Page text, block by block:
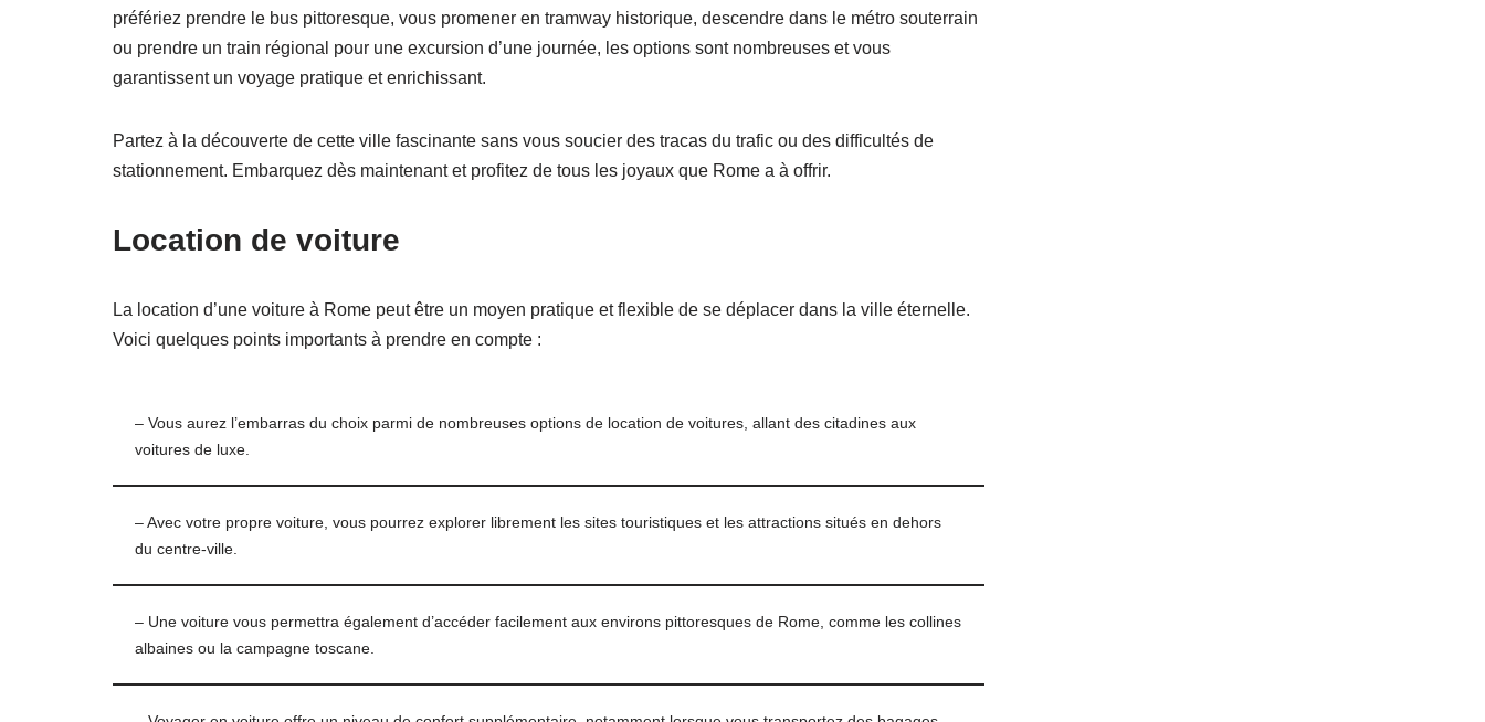
préfériez prendre le bus pittoresque, vous promener en tramway historique, descendre dans le métro souterrain
ou prendre un train régional pour une excursion d’une journée, les options sont nombreuses et vous
garantissent un voyage pratique et enrichissant.
Partez à la découverte de cette ville fascinante sans vous soucier des tracas du trafic ou des difficultés de
stationnement. Embarquez dès maintenant et profitez de tous les joyaux que Rome a à offrir.
Location de voiture
La location d’une voiture à Rome peut être un moyen pratique et flexible de se déplacer dans la ville éternelle.
Voici quelques points importants à prendre en compte :
– Vous aurez l’embarras du choix parmi de nombreuses options de location de voitures, allant des citadines aux
voitures de luxe.
– Avec votre propre voiture, vous pourrez explorer librement les sites touristiques et les attractions situés en dehors
du centre-ville.
– Une voiture vous permettra également d’accéder facilement aux environs pittoresques de Rome, comme les collines
albaines ou la campagne toscane.